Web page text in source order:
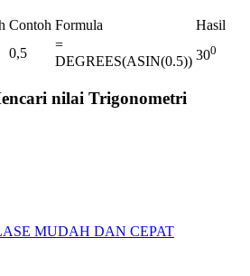
Contoh Formula
Hasil
0,5
=
DEGREES(ASIN(0.5)) 300
nilai Trigonometri
MUDAH DAN CEPAT